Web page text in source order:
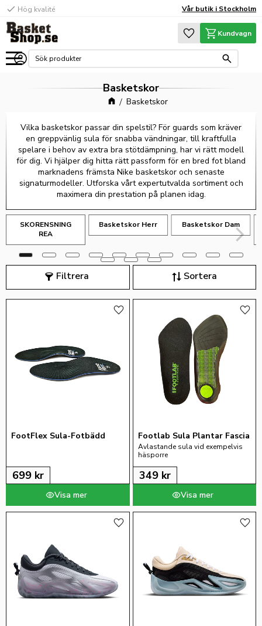
Meny
check Hög kvalité Vår butik i Stockholm
Favoriter
Kundvagn
Basketskor
Basketskor
Vilka basketskor passar din spelstil? För guards som kräver
en greppvänlig sula för snabba vändningar, till kraftfulla
spelare i behov av extra bra stötdämpning, har vi rätt modell
för dig. Vi hjälper dig hitta rätt passform för en bred fot bland
marknadens främsta Nike basketskor och senaste
signaturmodeller. Utforska vårt expertutvalda sortiment och
maximera din prestation på planen idag.
SKORENSNING
REA
Basketskor Herr Basketskor Dam
Filtrera Sortera
FootFlex Sula-Fotbädd
699 kr
Lägg till i favoriter
Footlab Sula Plantar Fascia
Avlastande sula vid exempelvis
häsporre
349kr
Lägg till i favoriter